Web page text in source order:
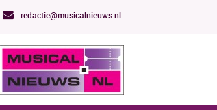
redactie@musicalnieuws.nl